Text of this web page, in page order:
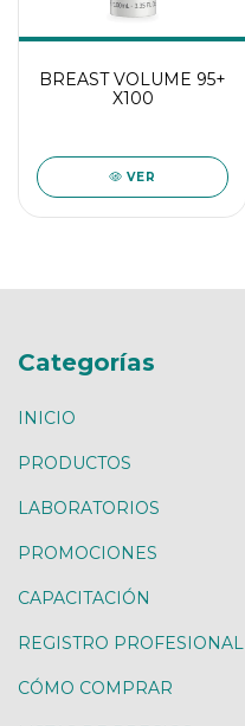
BREAST VOLUME 95+
X100
VER
Categorías
INICIO
PRODUCTOS
LABORATORIOS
PROMOCIONES
CAPACITACIÓN
REGISTRO PROFESIONAL
CÓMO COMPRAR